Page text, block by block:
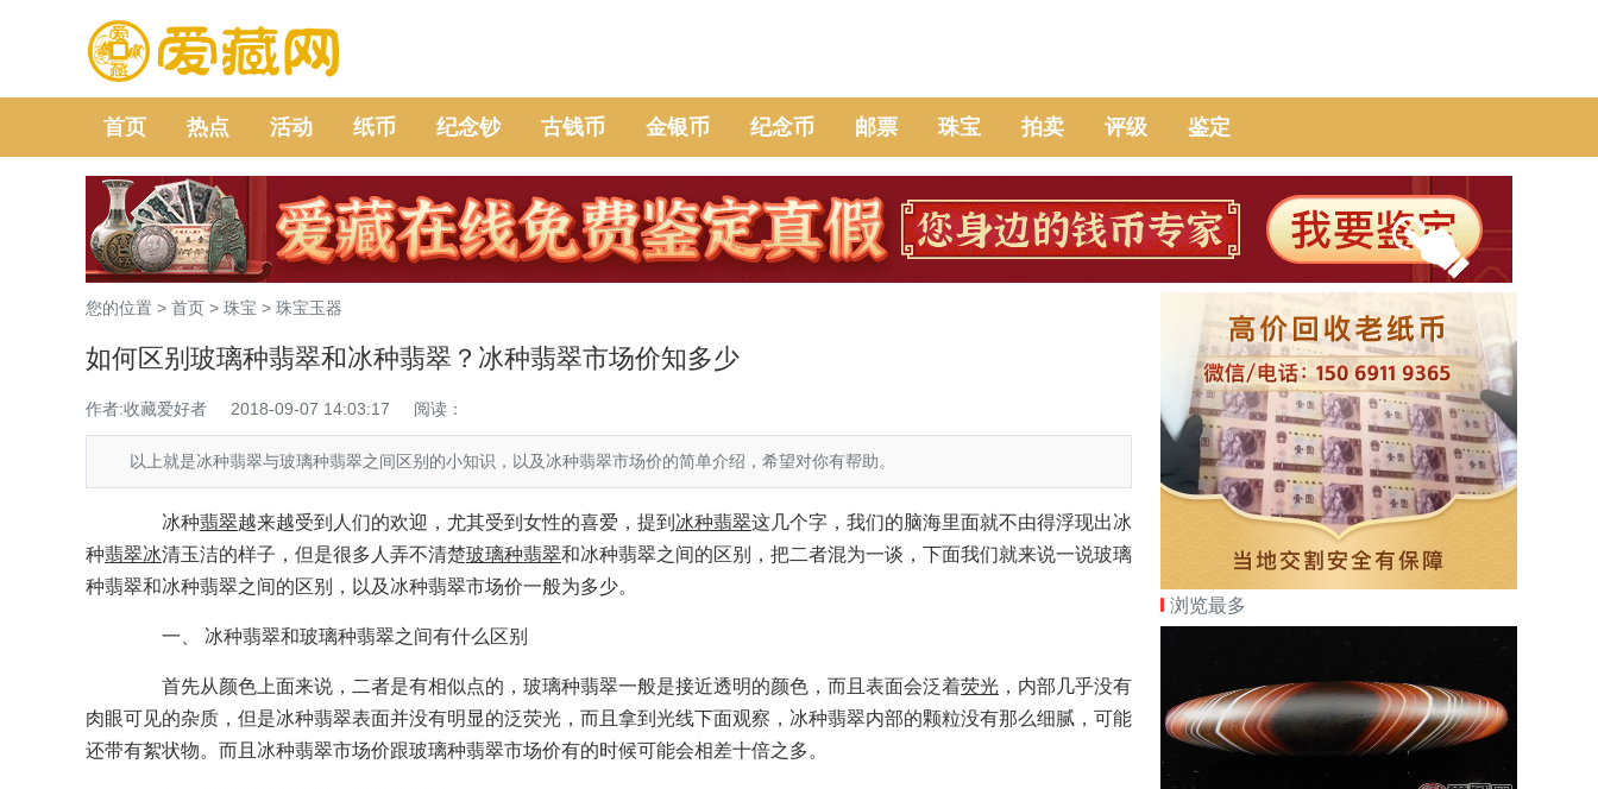
首页 热点 活动 纸币 纪念钞 古钱币 金银币 纪念币 邮票 珠宝 拍卖 评级 鉴定
您的位置 > 首页 > 珠宝 > 珠宝玉器
如何区别玻璃种翡翠和冰种翡翠？冰种翡翠市场价知多少
作者:收藏爱好者 2018-09-07 14:03:17 阅读：
以上就是冰种翡翠与玻璃种翡翠之间区别的小知识，以及冰种翡翠市场价的简单介绍，希望对你有帮助。
冰种翡翠越来越受到人们的欢迎，尤其受到女性的喜爱，提到 冰种翡翠这几个字，我们的脑海里面就不由得浮现出冰
种翡翠冰清玉洁的样子，但是很多人弄不清楚玻璃种翡翠和冰种翡翠之间的区别，把二者混为一谈，下面我们就来说一说玻璃
种翡翠和冰种翡翠之间的区别，以及冰种翡翠市场价一般为多少。
一、 冰种翡翠和玻璃种翡翠之间有什么区别
首先从颜色上面来说，二者是有相似点的，玻璃种翡翠一般是接近透明的颜色，而且表面会泛着荧光 ，内部几乎没有
肉眼可见的杂质，但是冰种翡翠表面并没有明显的泛荧光，而且拿到光线下面观察，冰种翡翠内部的颗粒没有那么细腻，可能
还带有絮状物。而且冰种翡翠市场价跟玻璃种翡翠市场价有的时候可能会相差十倍之多。
浏览最多